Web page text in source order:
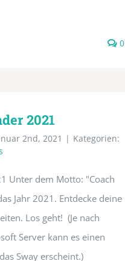
0
2021
2nd, 2021 | Kategorien:
Unter dem Motto: "Coach
Jahr 2021. Entdecke deine
Los geht! (Je nach
Server kann es einen
Sway erscheint.)